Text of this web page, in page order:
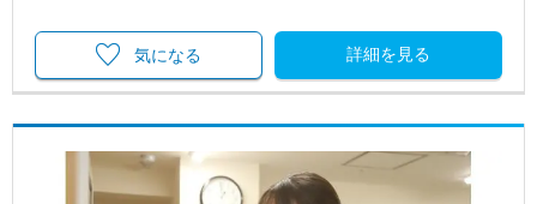
詳細を見る
気になる